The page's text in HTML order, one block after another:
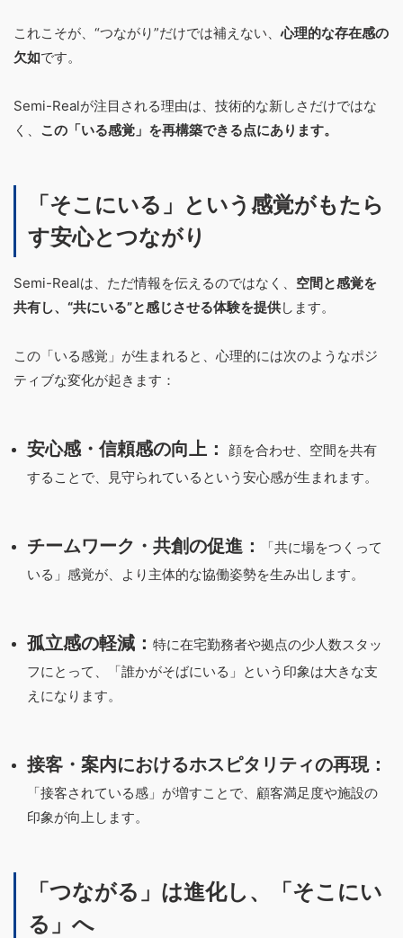
これこそが、“つながり”だけでは補えない、心理的な存在感の
欠如です。
Semi-Realが注目される理由は、技術的な新しさだけではな
く、 この「いる感覚」を再構築できる点にあります。
「そこにいる」という感覚がもたら
す安心とつながり
Semi-Realは、ただ情報を伝えるのではなく、 空間と感覚を
共有し、“共にいる”と感じさせる体験を提供します。
この「いる感覚」が生まれると、心理的には次のようなポジ
ティブな変化が起きます：
安心感・信頼感の向上：
顔を合わせ、空間を共有
することで、見守られているという安心感が生まれます。
チームワーク・共創の促進：
「共に場をつくって
いる」感覚が、より主体的な協働姿勢を生み出します。
孤立感の軽減： 特に在宅勤務者や拠点の少人数スタッ
フにとって、「誰かがそばにいる」という印象は大きな支
えになります。
接客・案内におけるホスピタリティの再現：
「接客されている感」が増すことで、顧客満足度や施設の
印象が向上します。
「つながる」は進化し、「そこにい
る」へ